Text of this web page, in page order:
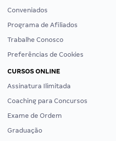
Conveniados
Programa de Afiliados
Trabalhe Conosco
Preferências de Cookies
CURSOS ONLINE
Assinatura Ilimitada
Coaching para Concursos
Exame de Ordem
Graduação